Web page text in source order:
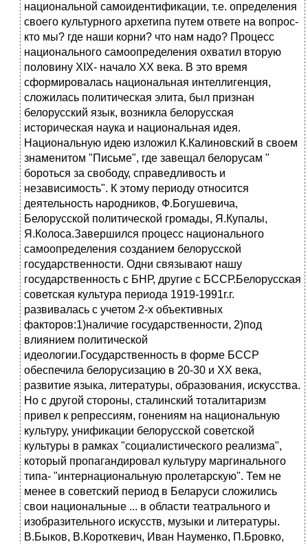
национальной самоидентификации, т.е. определения
своего культурного архетипа путем ответе на вопрос-
кто мы? где наши корни? что нам надо? Процесс
национального самоопределения охватил вторую
половину XIX- начало XX века. В это время
сформировалась национальная интеллигенция,
сложилась политическая элита, был признан
белорусский язык, возникла белорусская
историческая наука и национальная идея.
Национальную идею изложил К.Калиновский в своем
знаменитом "Письме", где завещал белорусам "
бороться за свободу, справедливость и
независимость". К этому периоду относится
деятельность народников, Ф.Богушевича,
Белорусской политической громады, Я.Купалы,
Я.Колоса.Завершился процесс национального
самоопределения созданием белорусской
государственности. Одни связывают нашу
государственность с БНР, другие с БССР.Белорусская
советская культура периода 1919-1991г.г.
развивалась с учетом 2-х объективных
факторов:1)наличие государственности, 2)под
влиянием политической
идеологии.Государственность в форме БССР
обеспечила белорусизацию в 20-30 и ХХ века,
развитие языка, литературы, образования, искусства.
Но с другой стороны, сталинский тоталитаризм
привел к репрессиям, гонениям на национальную
культуру, унификации белорусской советской
культуры в рамках "социалистического реализма",
который пропагандировал культуру маргинального
типа- "интернациональную пролетарскую". Тем не
менее в советский период в Беларуси сложились
свои национальные ... в области театрального и
изобразительного искусств, музыки и литературы.
В.Быков, В.Короткевич, Иван Науменко, П.Бровко,